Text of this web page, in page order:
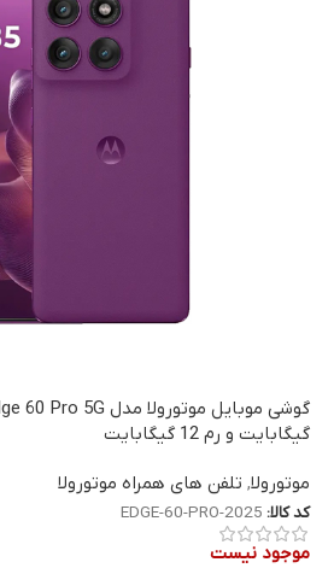
گیگابایت و رم 12 گیگابایت
موتورولا, تلفن های همراه موتورولا
کد کالا: EDGE-60-PRO-2025
موجود نیست